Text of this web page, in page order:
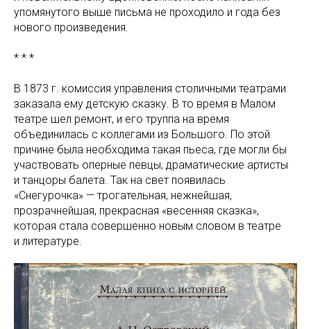
упомянутого выше письма не проходило и года без
нового произведения.
* * *
В 1873 г. комиссия управления столичными театрами
заказала ему детскую сказку. В то время в Малом
театре шел ремонт, и его труппа на время
объединилась с коллегами из Большого. По этой
причине была необходима такая пьеса, где могли бы
участвовать оперные певцы, драматические артисты
и танцоры балета. Так на свет появилась
«Снегурочка» — трогательная, нежнейшая,
прозрачнейшая, прекрасная «весенняя сказка»,
которая стала совершенно новым словом в театре
и литературе.